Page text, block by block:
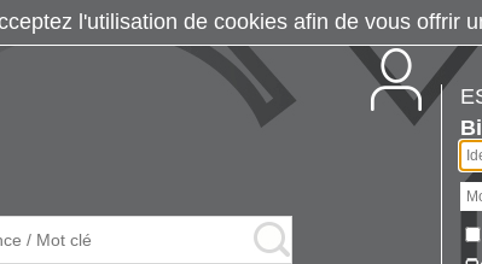
l'utilisation de cookies afin de vous